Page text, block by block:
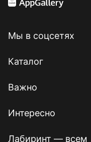
Мы в соцсетях
Каталог
Важно
Интересно
Лабиринт — всем